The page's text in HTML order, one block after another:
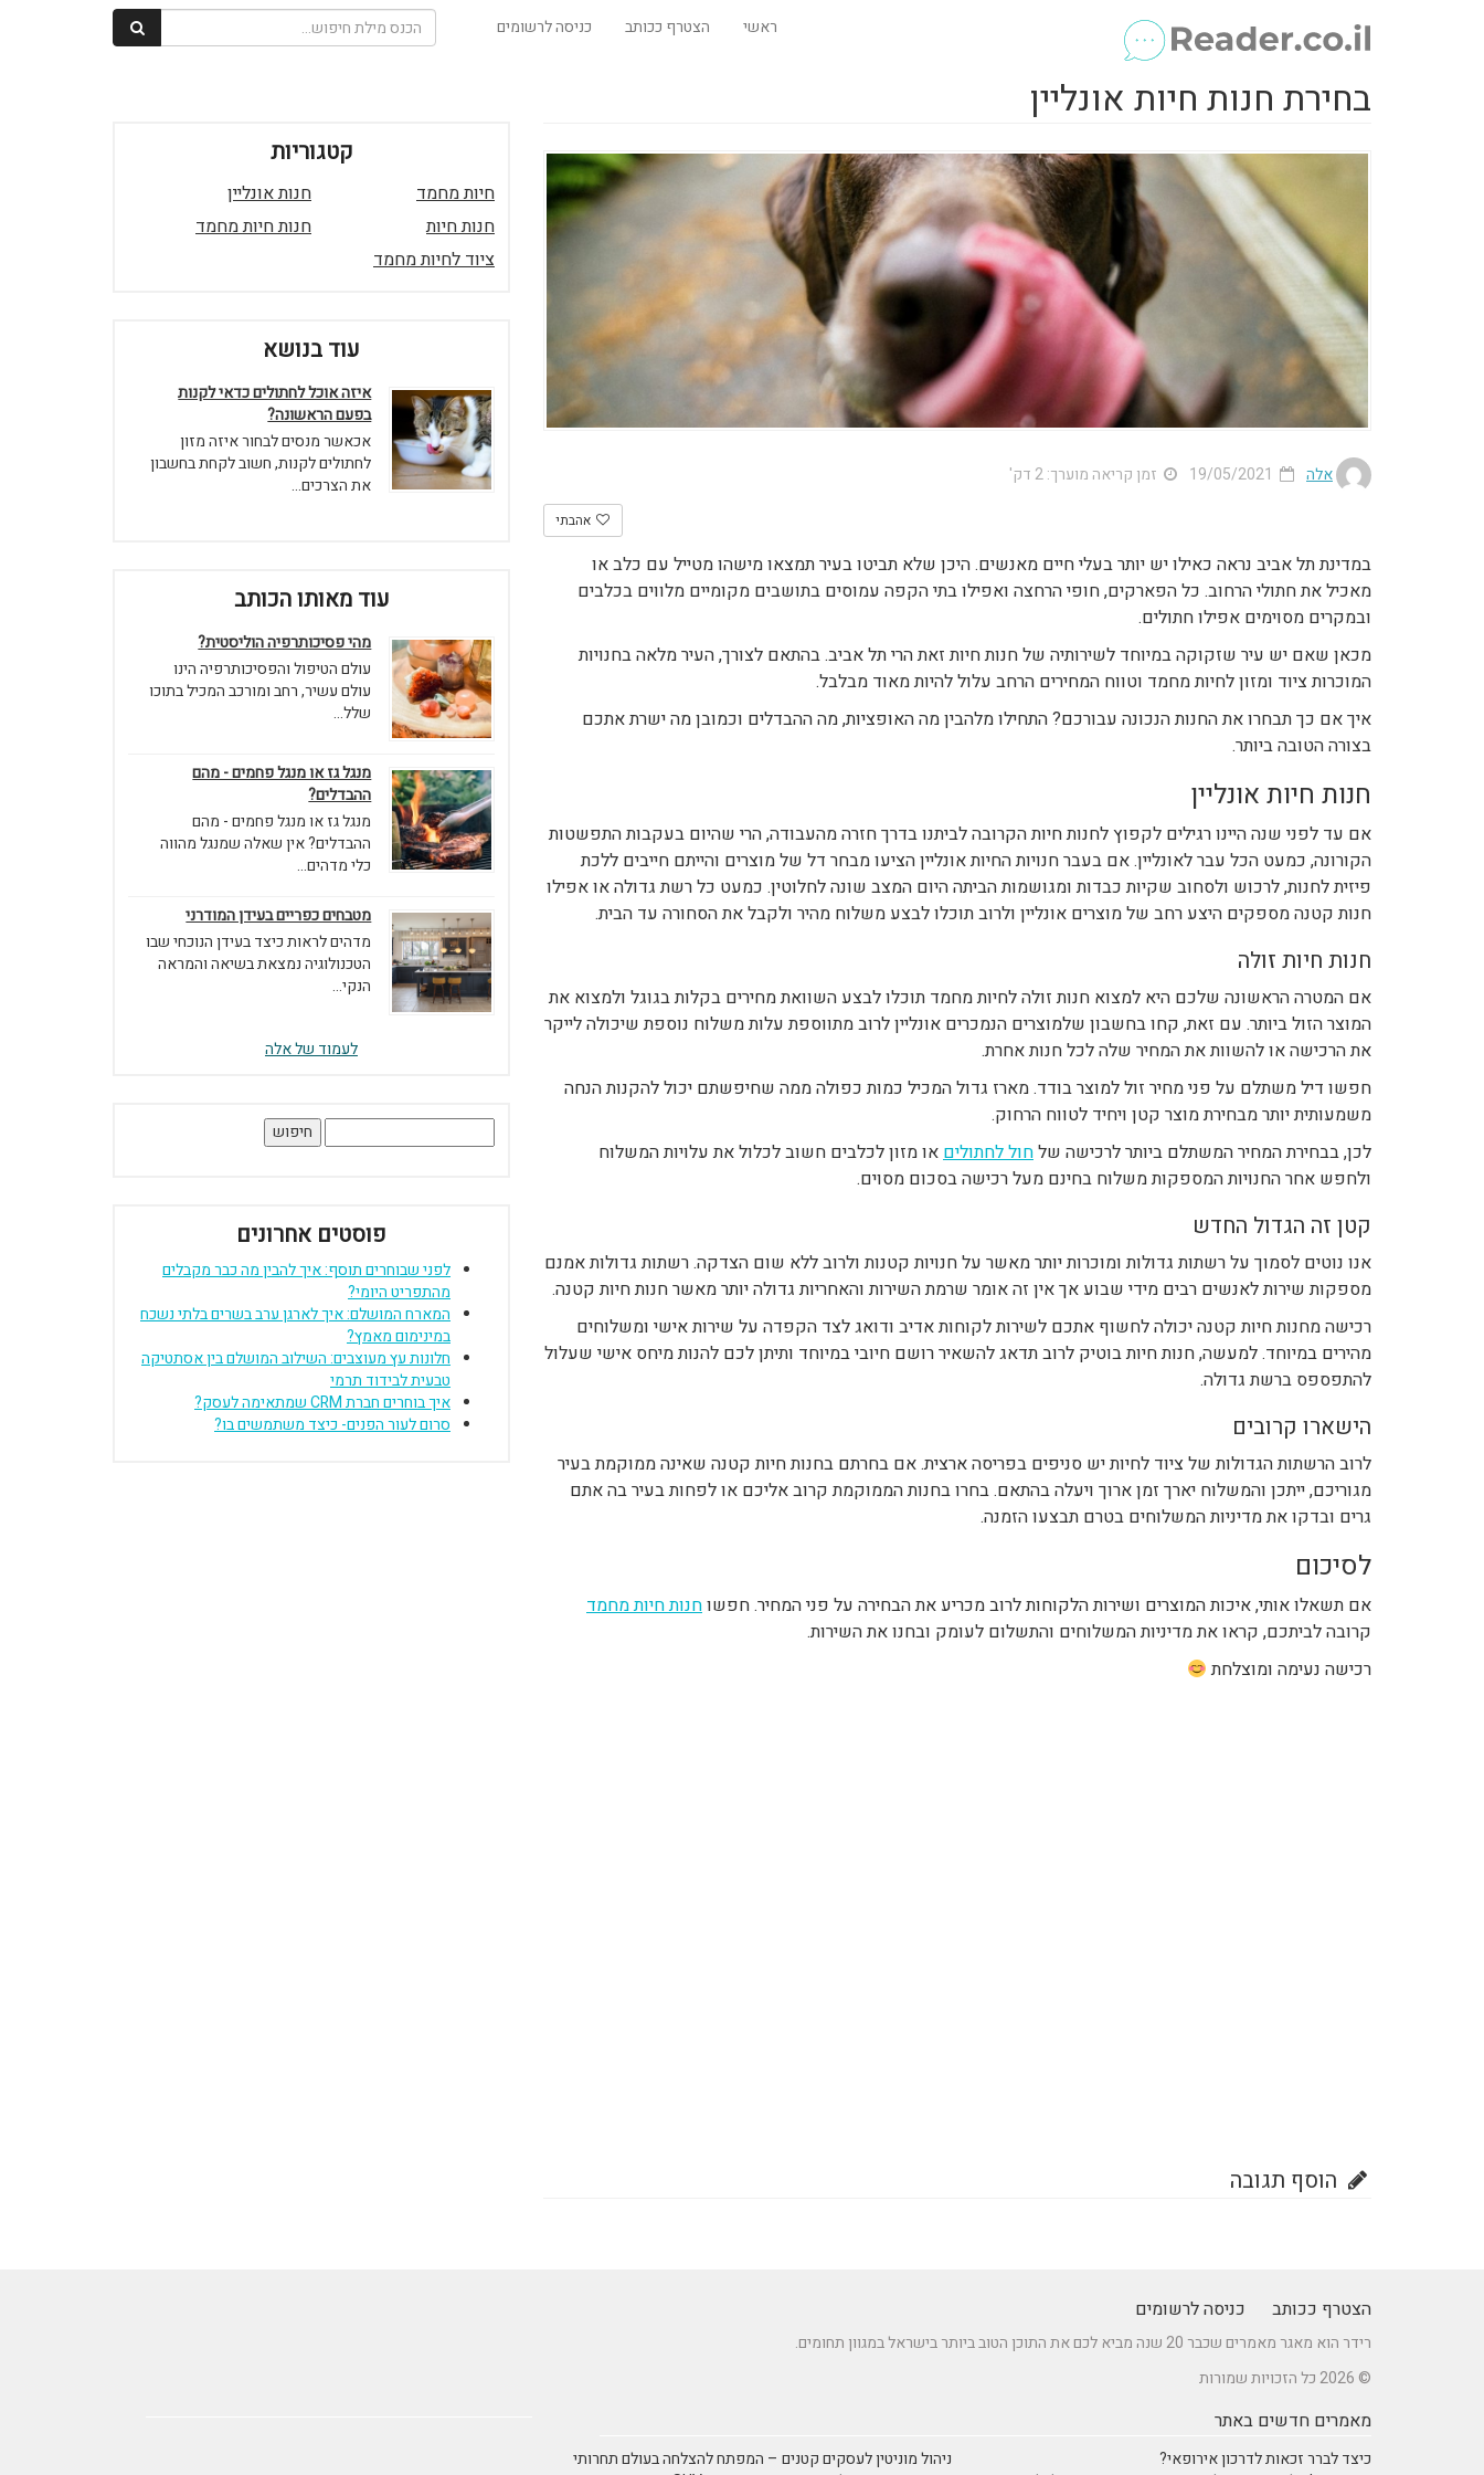
ראשי הצטרף ככותב כניסה לרשומים
בחירת חנות חיות אונליין
אלה זמן קריאה מוערך: 2 דק'
אהבתי
במדינת תל אביב נראה כאילו יש יותר בעלי חיים מאנשים. היכן שלא תביטו בעיר תמצאו מישהו מטייל עם כלב או
מאכיל את חתולי הרחוב. כל הפארקים, חופי הרחצה ואפילו בתי הקפה עמוסים בתושבים מקומיים מלווים בכלבים
ובמקרים מסוימים אפילו חתולים.
מכאן שאם יש עיר שזקוקה במיוחד לשירותיה של חנות חיות זאת הרי תל אביב. בהתאם לצורך, העיר מלאה בחנויות
המוכרות ציוד ומזון לחיות מחמד וטווח המחירים הרחב עלול להיות מאוד מבלבל.
איך אם כך תבחרו את החנות הנכונה עבורכם? התחילו מלהבין מה האופציות, מה ההבדלים וכמובן מה ישרת אתכם
בצורה הטובה ביותר.
חנות חיות אונליין
אם עד לפני שנה היינו רגילים לקפוץ לחנות חיות הקרובה לביתנו בדרך חזרה מהעבודה, הרי שהיום בעקבות התפשטות
הקורונה, כמעט הכל עבר לאונליין. אם בעבר חנויות החיות אונליין הציעו מבחר דל של מוצרים והייתם חייבים ללכת
פיזית לחנות, לרכוש ולסחוב שקיות כבדות ומגושמות הביתה היום המצב שונה לחלוטין. כמעט כל רשת גדולה או אפילו
חנות קטנה מספקים היצע רחב של מוצרים אונליין ולרוב תוכלו לבצע משלוח מהיר ולקבל את הסחורה עד הבית.
חנות חיות זולה
אם המטרה הראשונה שלכם היא למצוא חנות זולה לחיות מחמד תוכלו לבצע השוואת מחירים בקלות בגוגל ולמצוא את
המוצר הזול ביותר. עם זאת, קחו בחשבון שלמוצרים הנמכרים אונליין לרוב מתווספת עלות משלוח נוספת שיכולה לייקר
את הרכישה או להשוות את המחיר שלה לכל חנות אחרת.
חפשו דיל משתלם על פני מחיר זול למוצר בודד. מארז גדול המכיל כמות כפולה ממה שחיפשתם יכול להקנות הנחה
משמעותית יותר מבחירת מוצר קטן ויחיד לטווח הרחוק.
לכן, בבחירת המחיר המשתלם ביותר לרכישה שלחול לחתוליםאו מזון לכלבים חשוב לכלול את עלויות המשלוח
ולחפש אחר החנויות המספקות משלוח בחינם מעל רכישה בסכום מסוים.
קטן זה הגדול החדש
אנו נוטים לסמוך על רשתות גדולות ומוכרות יותר מאשר על חנויות קטנות ולרוב ללא שום הצדקה. רשתות גדולות אמנם
מספקות שירות לאנשים רבים מידי שבוע אך אין זה אומר שרמת השירות והאחריות גדולה יותר מאשר חנות חיות קטנה.
רכישה מחנות חיות קטנה יכולה לחשוף אתכם לשירות לקוחות אדיב ודואג לצד הקפדה על שירות אישי ומשלוחים
מהירים במיוחד. למעשה, חנות חיות בוטיק לרוב תדאג להשאיר רושם חיובי במיוחד ותיתן לכם להנות מיחס אישי שעלול
להתפספס ברשת גדולה.
הישארו קרובים
לרוב הרשתות הגדולות של ציוד לחיות יש סניפים בפריסה ארצית. אם בחרתם בחנות חיות קטנה שאינה ממוקמת בעיר
מגוריכם, ייתכן והמשלוח יארך זמן ארוך ויעלה בהתאם. בחרו בחנות הממוקמת קרוב אליכם או לפחות בעיר בה אתם
גרים ובדקו את מדיניות המשלוחים בטרם תבצעו הזמנה.
לסיכום
אם תשאלו אותי, איכות המוצרים ושירות הלקוחות לרוב מכריע את הבחירה על פני המחיר. חפשוחנות חיות מחמד
קרובה לביתכם, קראו את מדיניות המשלוחים והתשלום לעומק ובחנו את השירות.
רכישה נעימה ומוצלחת
הוסף תגובה
קטגוריות
חיות מחמד
חנות אונליין
חנות חיות
חנות חיות מחמד
ציוד לחיות מחמד
עוד בנושא
איזה אוכל לחתולים כדאי לקנות
בפעם הראשונה?
אכאשר מנסים לבחור איזה מזון
לחתולים לקנות, חשוב לקחת בחשבון
את הצרכים...
עוד מאותו הכותב
מהי פסיכותרפיה הוליסטית?
עולם הטיפול והפסיכותרפיה הינו
עולם עשיר, רחב ומורכב המכיל בתוכו
שלל...
מנגל גז או מנגל פחמים - מהם
ההבדלים?
מנגל גז או מנגל פחמים - מהם
ההבדלים? אין שאלה שמנגל מהווה
כלי מדהים...
מטבחים כפריים בעידן המודרני
מדהים לראות כיצד בעידן הנוכחי שבו
הטכנולוגיה נמצאת בשיאה והמראה
הנקי...
לעמוד של אלה
חיפוש:
פוסטים אחרונים
לפני שבוחרים תוסף: איך להבין מה כבר מקבלים
מהתפריט היומי?
המארח המושלם: איך לארגן ערב בשרים בלתי נשכח
במינימום מאמץ?
חלונות עץ מעוצבים: השילוב המושלם בין אסתטיקה
טבעית לבידוד תרמי
איך בוחרים חברת CRM שמתאימה לעסק?
סרום לעור הפנים- כיצד משתמשים בו?
הצטרף ככותב כניסה לרשומים
רידר הוא מאגר מאמרים שכבר 20 שנה מביא לכם את התוכן הטוב ביותר בישראל במגוון תחומים.
© 2026 כל הזכויות שמורות
מאמרים חדשים באתר
כיצד לברר זכאות לדרכון אירופאי?
ניהול מוניטין לעסקים קטנים – המפתח להצלחה בעולם תחרותי